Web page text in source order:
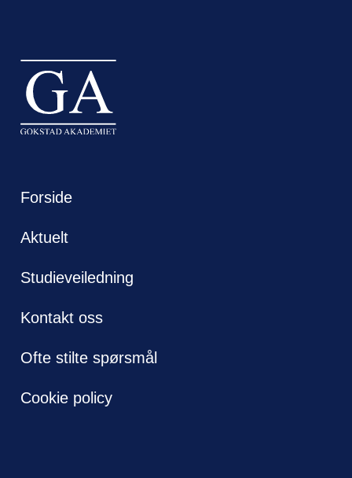
Forside
Aktuelt
Studieveiledning
Kontakt oss
Ofte stilte spørsmål
Cookie policy